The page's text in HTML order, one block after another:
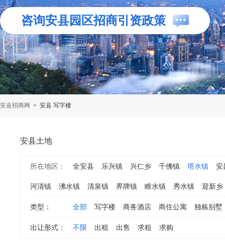
咨询安县园区招商引资政策
安县招商网 > 安县 写字楼
安县土地
所在地区： 全安县 乐兴镇 兴仁乡 千佛镇 塔水镇 安
河清镇 沸水镇 清泉镇 界牌镇 睢水镇 秀水镇 迎新乡
类型： 全部 写字楼 商务酒店 商住公寓 独栋别墅
出让形式： 不限 出租 出售 求租 求购